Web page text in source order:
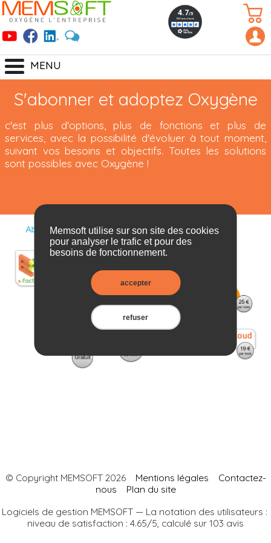
MENU
S'abonner et adoptez Oxygène
c'est plus d'options, plus de fonctions et plus de
services, avec la possibilité d'évoluer à tout moment,
suivant vos besoins et objectifs. Toutes les solutions
sont possibles avec Oxygène !
© Copyright MEMSOFT 2026 Mentions légales
Contactez-
nous
Plan du site
Logiciels de gestion MEMSOFT — La notation des utilisateurs :
niveau de satisfaction : 4.65/5, calculé sur 103 avis
Memsoft utilise sur son site des cookies
pour analyser le trafic et pour des
besoins de fonctionnement.
accepter
refuser